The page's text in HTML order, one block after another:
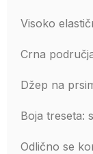
Visoko
Crna
Džep na
Boja treseta:
Odlično se